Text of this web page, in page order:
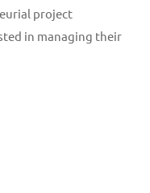
project
in managing their